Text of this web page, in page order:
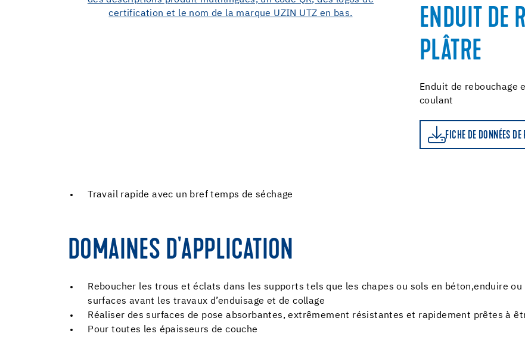
ENDUIT DE
PLÂTRE
Enduit de rebouchage
coulant
FICHE DE DONNÉES DE
LE
Travail rapide avec un bref temps de séchage
DOMAINES D'APPLICATION
Reboucher les trous et éclats dans les supports tels que les chapes ou sols en béton,enduire
surfaces avant les travaux d’enduisage et de collage
Réaliser des surfaces de pose absorbantes, extrêmement résistantes et rapidement prêtes à
Pour toutes les épaisseurs de couche